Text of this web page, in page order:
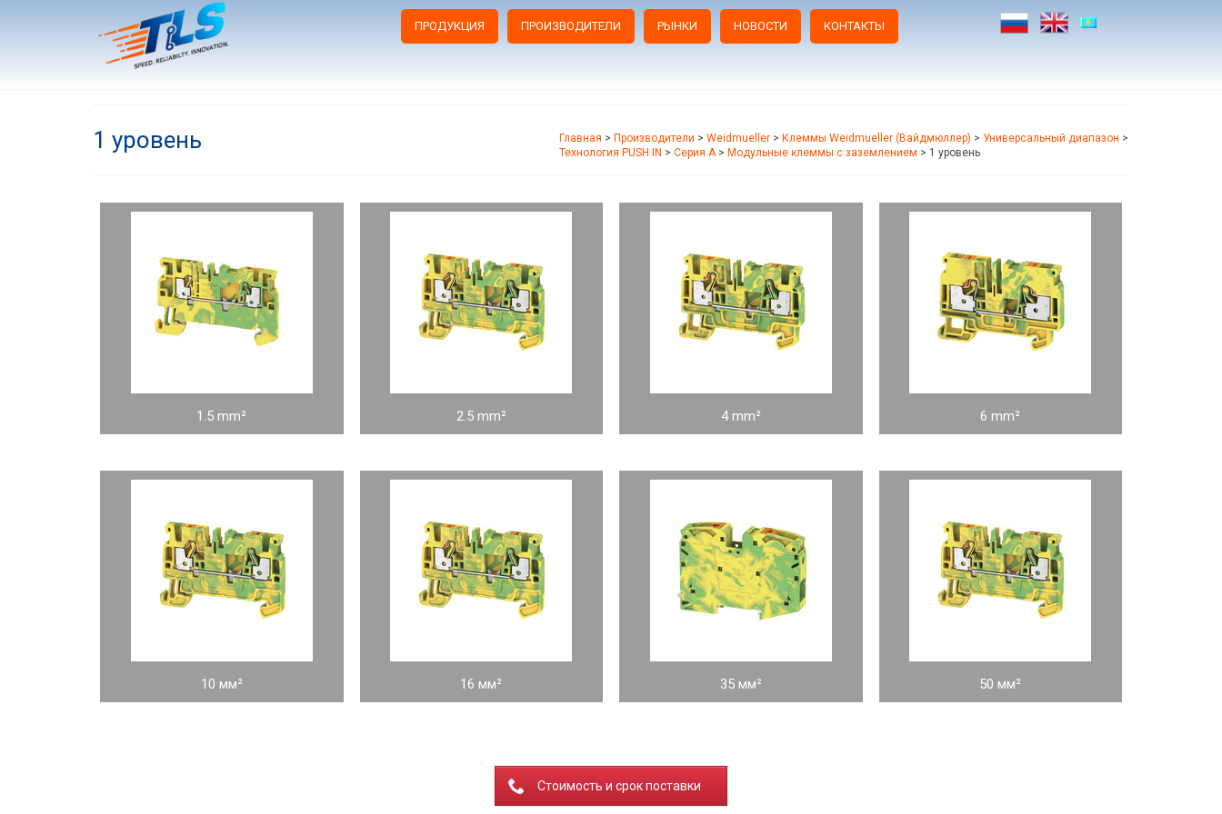
ПРОДУКЦИЯ ПРОИЗВОДИТЕЛИ РЫНКИ НОВОСТИ КОНТАКТЫ
1 уровень Главная > Производители > Weidmueller > Клеммы Weidmueller (Вайдмюллер) > Универсальный диапазон >
Технология PUSH IN > Серия A> Модульные клеммы с заземлением > 1 уровень
1.5 mm²
10 мм²
2.5 mm²
16 мм²
4 mm²
35 мм²
6 mm²
50 мм²
Стоимость и срок поставки